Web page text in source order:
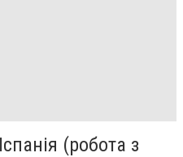
(робота з